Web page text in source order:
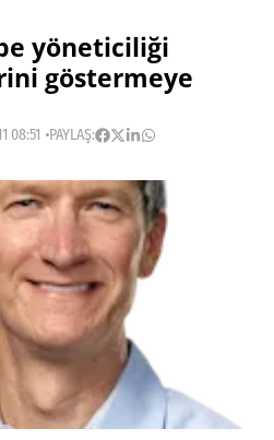
yöneticiliği
göstermeye
08:51 PAYLAŞ: